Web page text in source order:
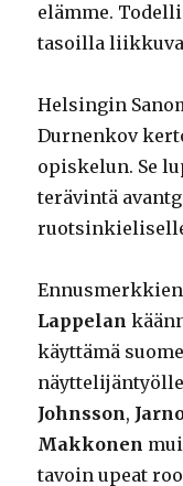
elämme.
tasoilla
Helsingin
Durnenkov
opiskelun. Se
terävintä
Lappelan
käyttämä
Johnsson,
Makkonen
tavoin upeat